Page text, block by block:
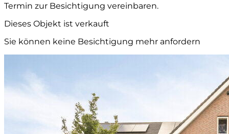
Termin zur Besichtigung vereinbaren.
Dieses Objekt ist verkauft
Sie können keine Besichtigung mehr anfordern